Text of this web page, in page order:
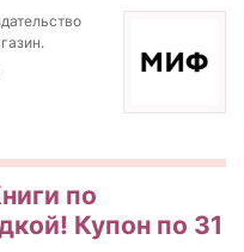
по
Купон по 31